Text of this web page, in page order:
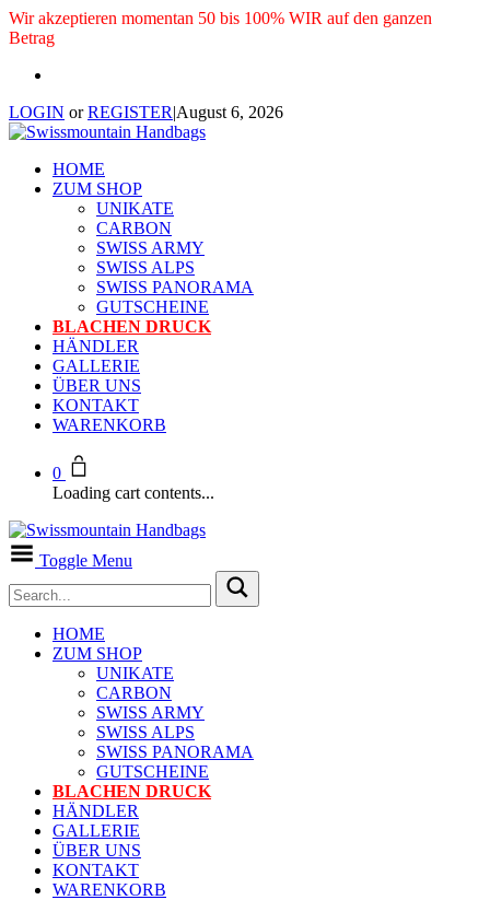
Wir akzeptieren momentan 50 bis 100% WIR auf den ganzen
Betrag
LOGIN orREGISTER|August 6, 2026
HOME
ZUM SHOP
UNIKATE
CARBON
SWISS ARMY
SWISS ALPS
SWISS PANORAMA
GUTSCHEINE
BLACHEN DRUCK
HÄNDLER
GALLERIE
ÜBER UNS
KONTAKT
WARENKORB
0
Loading cart contents...
Toggle Menu
HOME
ZUM SHOP
UNIKATE
CARBON
SWISS ARMY
SWISS ALPS
SWISS PANORAMA
GUTSCHEINE
BLACHEN DRUCK
HÄNDLER
GALLERIE
ÜBER UNS
KONTAKT
WARENKORB